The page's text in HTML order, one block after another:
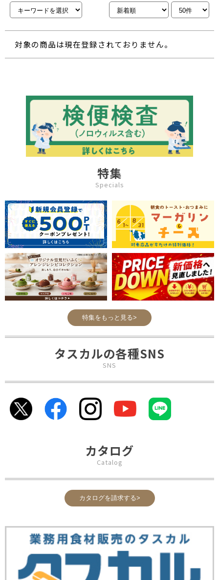
対象の商品は現在登録されておりません。
特集
Specials
特集をもっと見る>
タスカルの各種SNS
SNS
カタログ
Catalog
カタログを請求する>